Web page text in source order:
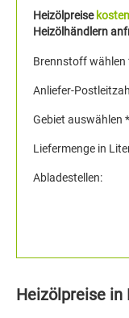
Heizölpreise
Heizölhändlern
Brennstoff wählen
Anliefer-
Gebiet auswählen
Liefermenge in
Abladestellen:
Heizölpreise in